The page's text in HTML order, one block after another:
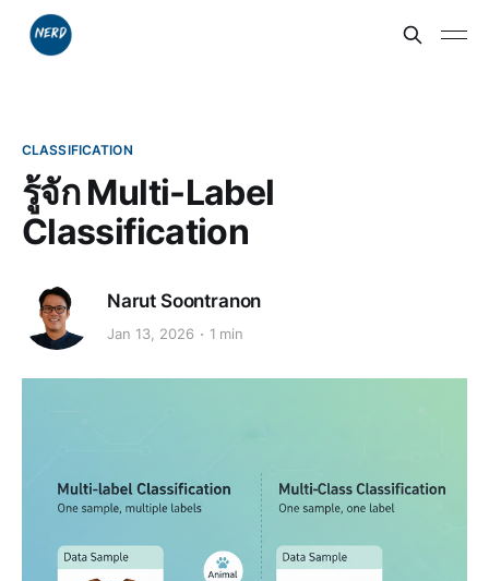
CLASSIFICATION
รู้จัก Multi-Label
Classification
Narut Soontranon
Jan 13, 2026 1 min